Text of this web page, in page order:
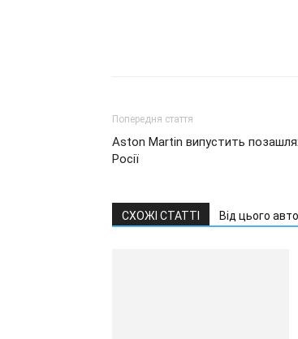
Попередня стаття
Aston Martin випустить
Росії
СХОЖІ СТАТТІ Від цього